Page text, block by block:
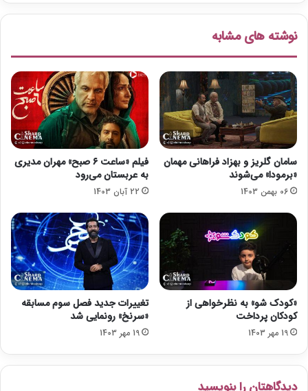
ا
م
و
م
ی
ب
گ
ز
ا
م
د
«
ب
ج
ی
ز
»
ر
م
ی‌
س
ز
نوشته های مشابه
سامان گلریز و بهزاد فراهانی مهمان
«برمودا» می‌شوند
06 بهمن 1403
فیلم «ساعت ۶ صبح» مهران مدیری
به عربستان می‌رود
22 آبان 1403
«کودک شو» به نظرخواهی از
کودکان پرداخت
19 مهر 1403
تغییرات جدید فصل سوم مسابقه
«سرنخ» رونمایی شد
19 مهر 1403
دیدگاهتان را بنویسید